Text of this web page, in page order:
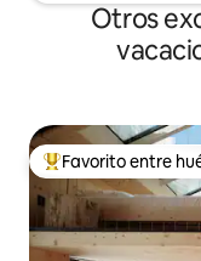
Otros
De los mejores en
Favorito entre